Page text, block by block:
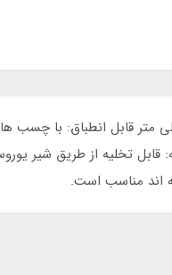
سایز 65/45حجم کیسه: متوسط 620میلی
اند مناسب است.